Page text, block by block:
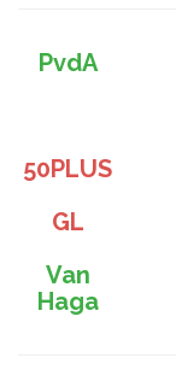
PvdA
50PLUS
GL
Van
Haga